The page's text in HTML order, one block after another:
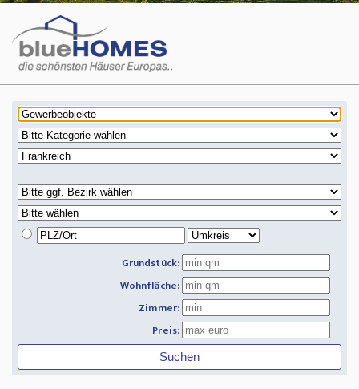
Grundstück:
Wohnfläche:
Zimmer:
Preis: